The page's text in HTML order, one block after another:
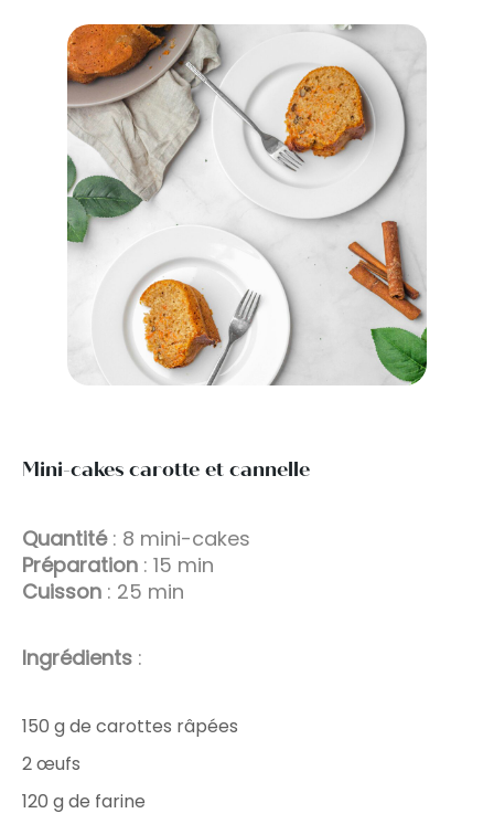
Mini-cakes carotte et cannelle
Quantité: 8 mini-cakes
Préparation : 15 min
Cuisson : 25 min
Ingrédients :
150 g de carottes râpées
2 œufs
120 g de farine